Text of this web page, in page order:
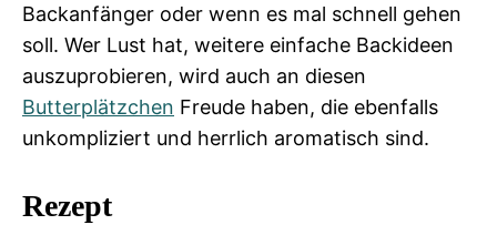
Backanfänger oder wenn es mal schnell gehen
soll. Wer Lust hat, weitere einfache Backideen
auszuprobieren, wird auch an diesen
Butterplätzchen Freude haben, die ebenfalls
unkompliziert und herrlich aromatisch sind.
Rezept